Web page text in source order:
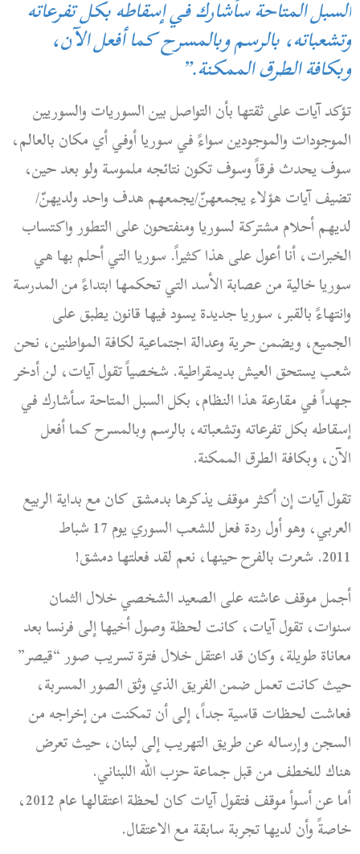
السبل المتاحة سأشارك في إسقاطه بكل تفرعاته
وتشعباته، بالرسم وبالمسرح كما أفعل الآن،
وبكافة الطرق الممكنة.”
تؤكد آيات على ثقتها بأن التواصل بين السوريات والسوريين
الموجودات والموجودين سواءً في سوريا أوفي أي مكان بالعالم،
سوف يحدث فرقاً وسوف تكون نتائجه ملموسة ولو بعد حين،
تضيف آيات هؤلاء يجمعهنّ/يجمعهم هدف واحد ولديهنّ/
لديهم أحلام مشتركة لسوريا ومنفتحون على التطور واكتساب
الخبرات، أنا أعول على هذا كثيراً.سوريا التي أحلم بها هي
سوريا خالية من عصابة الأسد التي تحكمها ابتداءً من المدرسة
وانتهاءً بالقبر، سوريا جديدة يسود فيها قانون يطبق على
الجميع، ويضمن حرية وعدالة اجتماعية لكافة المواطنين، نحن
شعب يستحق العيش بديمقراطية.شخصياً تقول آيات، لن أدخر
جهداً في مقارعة هذا النظام، بكل السبل المتاحة سأشارك في
إسقاطه بكل تفرعاته وتشعباته، بالرسم وبالمسرح كما أفعل
الآن، وبكافة الطرق الممكنة.
تقول آيات إن أكثر موقف يذكرها بدمشق كان مع بداية الربيع
العربي، وهو أول ردة فعل للشعب السوري يوم 17 شباط
2011. شعرت بالفرح حينها، نعم لقد فعلتها دمشق!
أجمل موقف عاشته على الصعيد الشخصي خلال الثمان
سنوات، تقول آيات، كانت لحظة وصول أخيها إلى فرنسا بعد
معاناة طويلة، وكان قد اعتقل خلال فترة تسريب صور “قيصر”
حيث كانت تعمل ضمن الفريق الذي وثق الصور المسربة،
فعاشت لحظات قاسية جداً، إلى أن تمكنت من إخراجه من
السجن وإرساله عن طريق التهريب إلى لبنان، حيث تعرض
هناك للخطف من قبل جماعة حزب الله اللبناني.
أما عن أسوأ موقف فتقول آيات كان لحظة اعتقالها عام 2012،
خاصةً وأن لديها تجربة سابقة مع الاعتقال.